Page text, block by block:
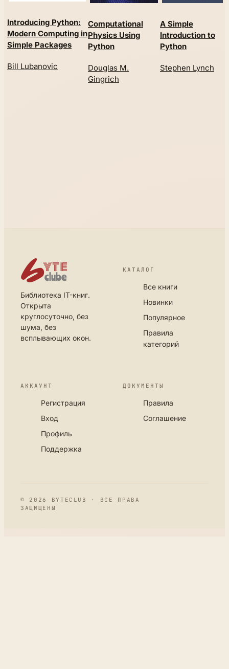
Introducing Python:
Modern Computing in
Simple Packages
Bill Lubanovic
Computational
Physics Using
Python
Douglas M.
Gingrich
A Simple
Introduction to
Python
Stephen Lynch
Библиотека IT-книг.
Открыта
круглосуточно, без
шума, без
всплывающих окон.
КАТАЛОГ
Все книги
Новинки
Популярное
Правила
категорий
АККАУНТ
Регистрация
Вход
Профиль
Поддержка
ДОКУМЕНТЫ
Правила
Соглашение
© 2026 BYTECLUB · ВСЕ ПРАВА
ЗАЩИЩЕНЫ